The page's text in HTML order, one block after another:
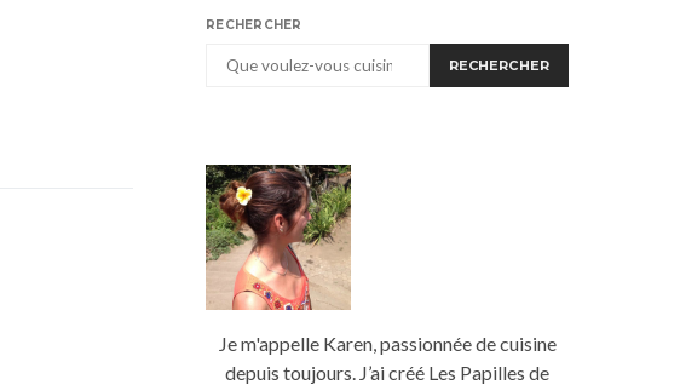
RECHERCHER
RECHERCHER
Je m'appelle Karen, passionnée de cuisine
depuis toujours. J’ai créé Les Papilles de